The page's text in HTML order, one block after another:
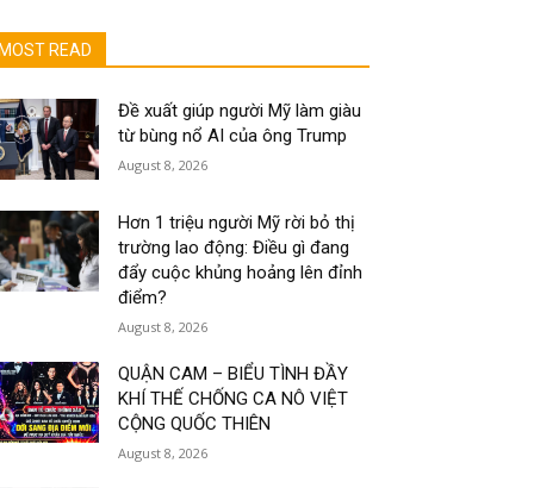
MOST READ
Đề xuất giúp người Mỹ làm giàu
từ bùng nổ AI của ông Trump
August 8, 2026
Hơn 1 triệu người Mỹ rời bỏ thị
trường lao động: Điều gì đang
đẩy cuộc khủng hoảng lên đỉnh
điểm?
August 8, 2026
QUẬN CAM – BIỂU TÌNH ĐẦY
KHÍ THẾ CHỐNG CA NÔ VIỆT
CỘNG QUỐC THIÊN
August 8, 2026